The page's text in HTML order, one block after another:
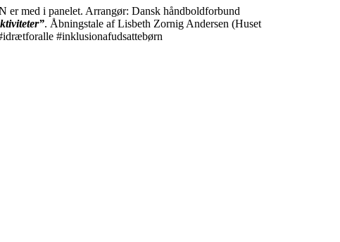
er med i panelet. Arrangør: Dansk håndboldforbund
. Åbningstale af Lisbeth Zornig Andersen (Huset
#inklusionafudsattebørn